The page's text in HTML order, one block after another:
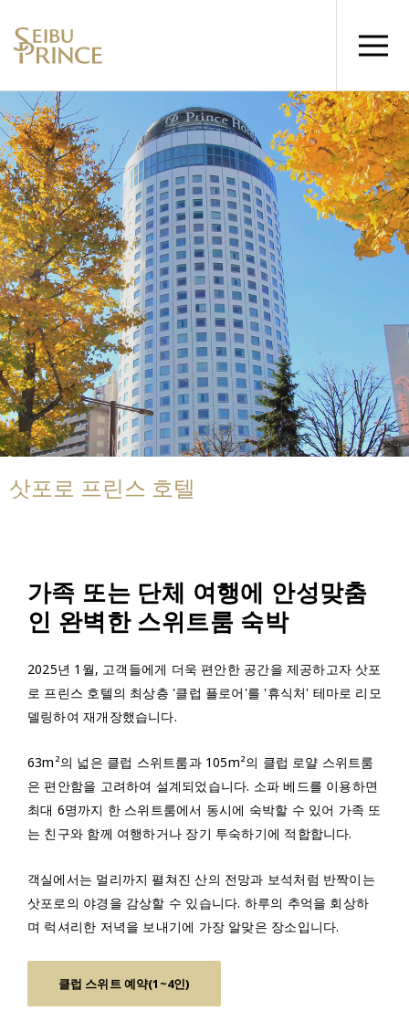
삿포로 프린스 호텔
가족 또는 단체 여행에 안성맞춤
인 완벽한 스위트룸 숙박
2025년 1월, 고객들에게 더욱 편안한 공간을 제공하고자 삿포
로 프린스 호텔의 최상층 '클럽 플로어'를 '휴식처' 테마로 리모
델링하여 재개장했습니다.
63m²의 넓은 클럽 스위트룸과 105m²의 클럽 로얄 스위트룸
은 편안함을 고려하여 설계되었습니다. 소파 베드를 이용하면
최대 6명까지 한 스위트룸에서 동시에 숙박할 수 있어 가족 또
는 친구와 함께 여행하거나 장기 투숙하기에 적합합니다.
객실에서는 멀리까지 펼쳐진 산의 전망과 보석처럼 반짝이는
삿포로의 야경을 감상할 수 있습니다. 하루의 추억을 회상하
며 럭셔리한 저녁을 보내기에 가장 알맞은 장소입니다.
클럽 스위트 예약(1~4인)